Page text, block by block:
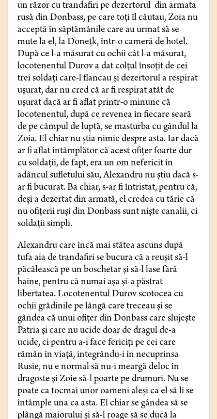
un răzor cu trandafiri pe dezertorul din armata
rusă din Donbass, pe care toți îl căutau, Zoia nu
acceptă în săptămânile care au urmat să se
mute la el, la Donețk, într-o cameră de hotel.
După ce l-a măsurat cu ochii cât l-a măsurat,
locotenentul Durov a dat colțul însoțit de cei
trei soldați care-l flancau și dezertorul a respirat
uşurat, dar nu cred că ar fi respirat atât de
ușurat dacă ar fi aflat printr-o minune că
locotenentul, după ce revenea în fiecare seară
de pe câmpul de luptă, se masturba cu gândul la
Zoia. El chiar nu ştia nimic despre asta. Iar dacă
ar fi aflat întâmplător că acest ofiţer foarte dur
cu soldaţii, de fapt, era un om nefericit în
adâncul sufletului său, Alexandru nu știu dacă s-
ar fi bucurat. Ba chiar, s-ar fi întristat, pentru că,
deși a dezertat din armată, el credea cu tărie că
nu ofiţerii ruși din Donbass sunt niște canalii, ci
soldații simpli.
Alexandru care încă mai stătea ascuns după
tufa aia de trandafiri se bucura că a reușit să-l
păcălească pe un boschetar și să-l lase fără
haine, pentru că numai așa și-a păstrat
libertatea. Locotenentul Durov scotocea cu
ochii grădinile pe lângă care treceau și se
gândea că unui ofiţer din Donbass care slujește
Patria și care nu ucide doar de dragul de-a
ucide, ci pentru a-i face fericiţi pe cei care
rămân în viaţă, integrându-i în necuprinsa
Rusie, nu e normal să nu-i meargă deloc în
dragoste și Zoie să-l poarte pe drumuri. Nu se
poate ca tocmai unor oameni aleşi ca el să li se
întâmple una ca asta. El chiar se gândea să se
plângă maiorului și să-l roage să se ducă la